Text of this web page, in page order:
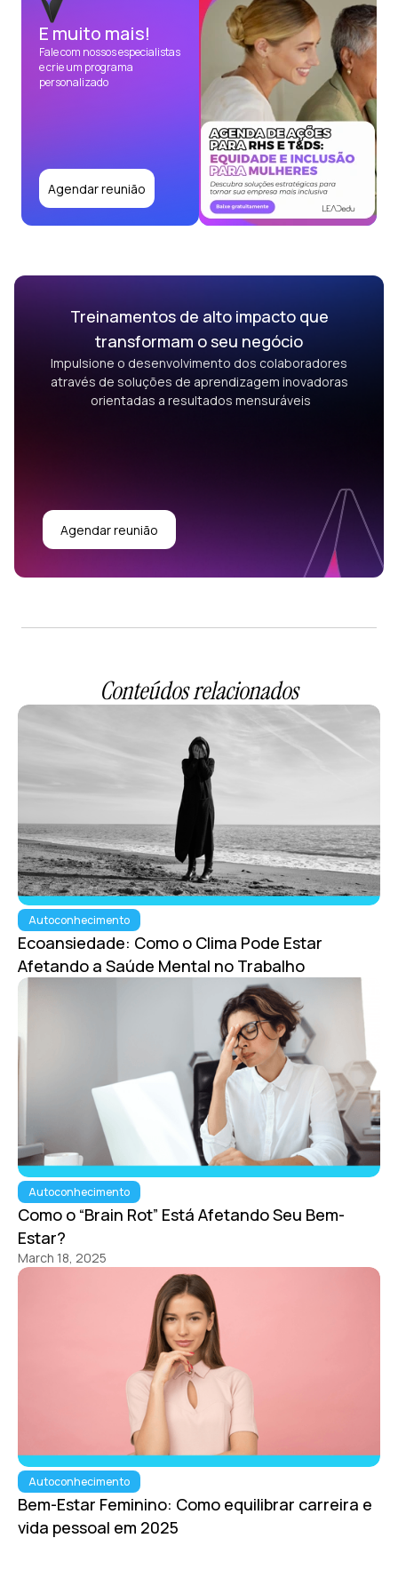
E muito mais!
Fale com nossos especialistas
e crie um programa
personalizado
Agendar reunião
Treinamentos de alto impacto que
transformam o seu negócio
Impulsione o desenvolvimento dos colaboradores
através de soluções de aprendizagem inovadoras
orientadas a resultados mensuráveis
Agendar reunião
Conteúdos relacionados
Autoconhecimento
Ecoansiedade: Como o Clima Pode Estar
Afetando a Saúde Mental no Trabalho
Autoconhecimento
Como o “Brain Rot” Está Afetando Seu Bem-
Estar?
March 18, 2025
Autoconhecimento
Bem-Estar Feminino: Como equilibrar carreira e
vida pessoal em 2025